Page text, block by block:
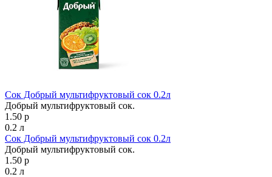
Сок Добрый мультифруктовый сок 0.2л
Добрый мультифруктовый сок.
1.50 р
0.2 л
Сок Добрый мультифруктовый сок 0.2л
Добрый мультифруктовый сок.
1.50 р
0.2 л